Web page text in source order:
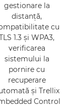
gestionare la
distanţă,
cu
1.3 şi WPA3,
verificarea
sistemului la
pornire cu
recuperare
şi Trellix
Control